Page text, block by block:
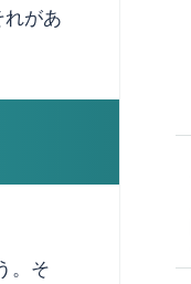
があ
。そ